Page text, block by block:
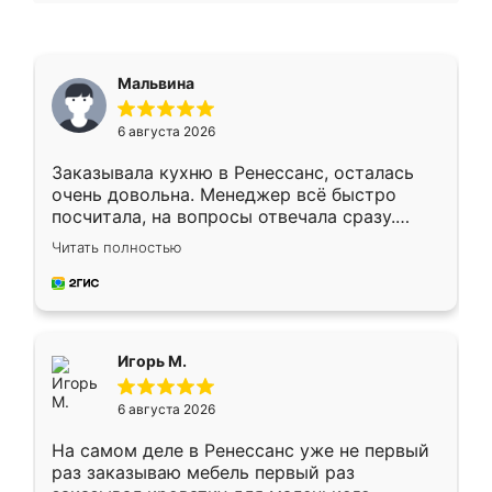
Мальвина
6 августа 2026
Заказывала кухню в Ренессанс, осталась
очень довольна. Менеджер всё быстро
посчитала, на вопросы отвечала сразу.
Замерщик приехал в субботу, подошёл к
делу со всей ответственностью. Собрали
за день, ребята работали аккуратно, даже
Читать полностью
Игорь М.
6 августа 2026
На самом деле в Ренессанс уже не первый
раз заказываю мебель первый раз